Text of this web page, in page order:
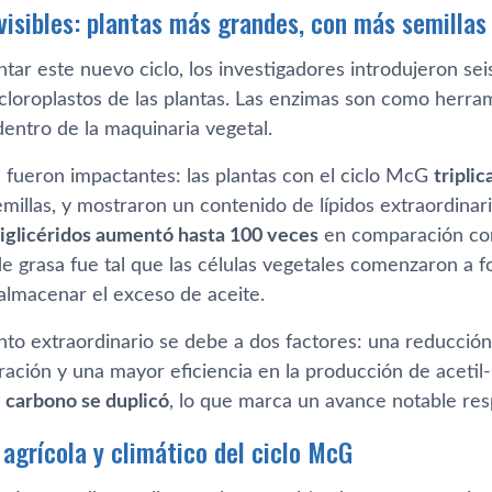
plantas más grandes, con más
este nuevo ciclo, los investigadores introdujeron
de las plantas. Las enzimas son como
de la maquinaria vegetal.
fueron impactantes: las plantas con el ciclo McG
y mostraron un contenido de lípidos
aumentó hasta 100 veces en comparación
grasa fue tal que las células vegetales comenzaron a
el exceso de aceite.
extraordinario se debe a dos factores: una
y una mayor eficiencia en la producción de
se duplicó, lo que marca un avance notable
y climático del ciclo McG